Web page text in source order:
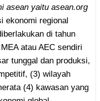
asean yaitu asean.org
ekonomi regional
di tahun
atau AEC sendiri
tunggal dan produksi,
(3) wilayah
(4) kawasan yang